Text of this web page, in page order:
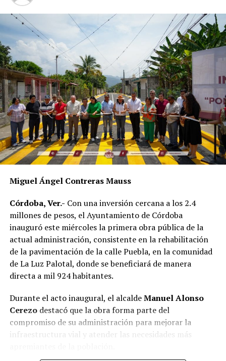
Miguel Ángel Contreras Mauss
Córdoba, Ver.- Con una inversión cercana a los 2.4
millones de pesos, el Ayuntamiento de Córdoba
inauguró este miércoles la primera obra pública de la
actual administración, consistente en la rehabilitación
de la pavimentación de la calle Puebla, en la comunidad
de La Luz Palotal, donde se beneficiará de manera
directa a mil 924 habitantes.
Durante el acto inaugural, el alcaldeManuel Alonso
Cerezodestacó que la obra forma parte del
compromiso de su administración para mejorar la
infraestructura vial y atender las necesidades más